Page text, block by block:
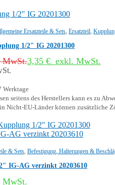
Ersatzteile & Sets, Ersatzteil,
1/2″ IG 20201300
MwSt.3,35 € exkl. MwSt.
Werktage
seitens des Herstellers kann es zu
Nicht-EU-Länder können zusätzliche
& Sets, Befestigung, Halterungen &
IG-AG verzinkt 20203610
MwSt.